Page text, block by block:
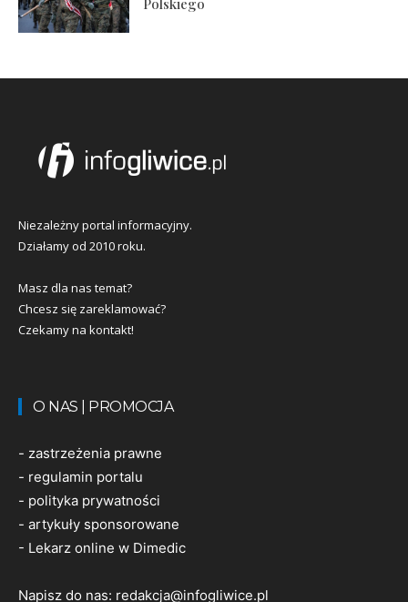
Niezależny portal informacyjny.
Działamy od 2010 roku.
Masz dla nas temat?
Chcesz się zareklamować?
Czekamy na kontakt!
O NAS | PROMOCJA
- zastrzeżenia prawne
- regulamin portalu
- polityka prywatności
- artykuły sponsorowane
- Lekarz online w Dimedic
Napisz do nas: redakcja@infogliwice.pl